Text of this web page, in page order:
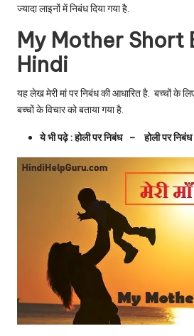
ज्यादा लाइनों में निबंध दिया गया है.
My Mother Short
Hindi
यह लेख मेरी मां पर निबंध की आधारित है. बच्चों के
बच्चों के विचार को बताया गया है.
ये भी पढ़े :होली पर निबंध–होली पर निबंध